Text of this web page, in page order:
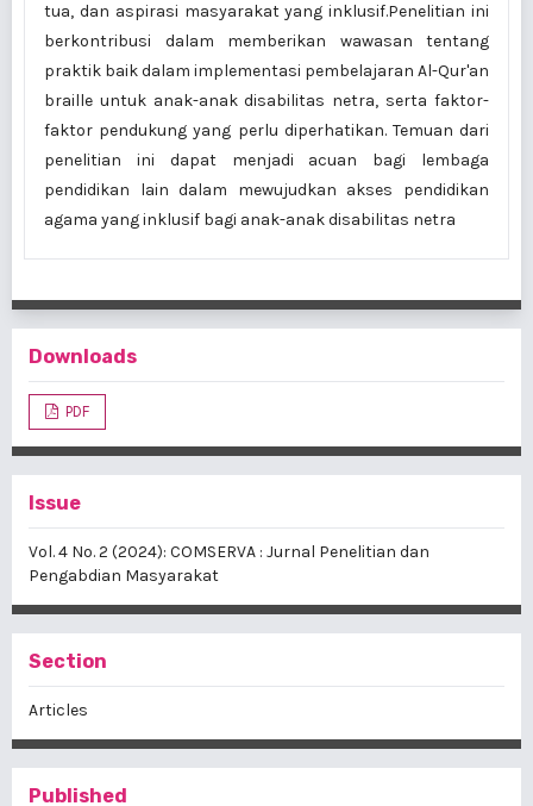
tua, dan aspirasi masyarakat yang inklusif.Penelitian ini
berkontribusi dalam memberikan wawasan tentang
praktik baik dalam implementasi pembelajaran Al-Qur'an
braille untuk anak-anak disabilitas netra, serta faktor-
faktor pendukung yang perlu diperhatikan. Temuan dari
penelitian ini dapat menjadi acuan bagi lembaga
pendidikan lain dalam mewujudkan akses pendidikan
agama yang inklusif bagi anak-anak disabilitas netra
Downloads
PDF
Issue
Vol. 4 No. 2 (2024): COMSERVA : Jurnal Penelitian dan
Pengabdian Masyarakat
Section
Articles
Published